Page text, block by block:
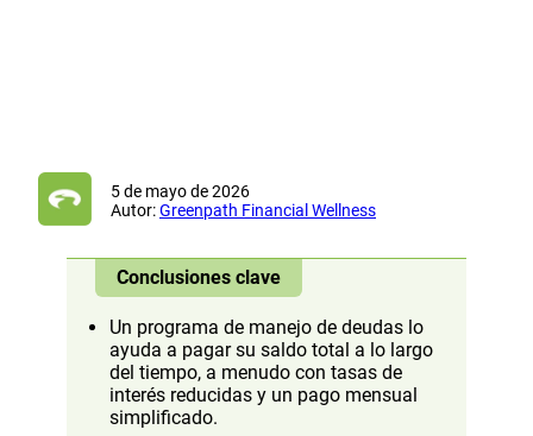
5 de mayo de 2026
Autor:Greenpath Financial Wellness
Conclusiones clave
Un programa de manejo de deudas lo
ayuda a pagar su saldo total a lo largo
del tiempo, a menudo con tasas de
interés reducidas y un pago mensual
simplificado.